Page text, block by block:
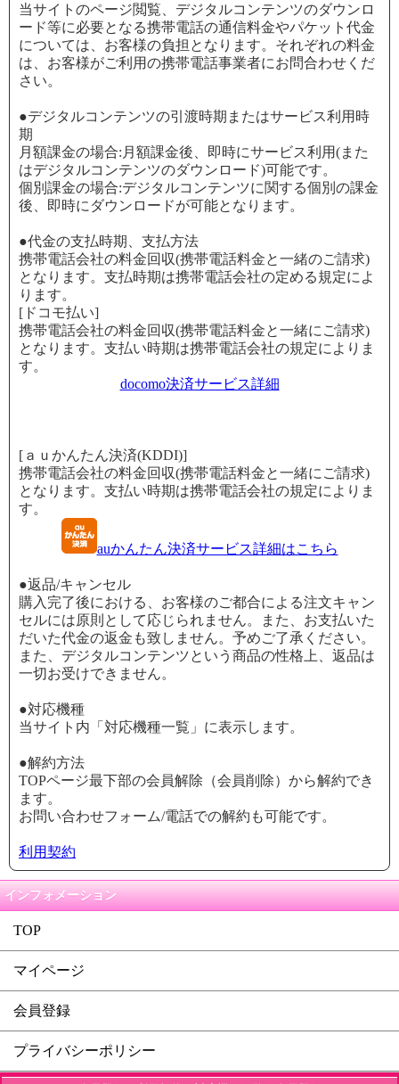
当サイトのページ閲覧、デジタルコンテンツのダウンロ
ード等に必要となる携帯電話の通信料金やパケット代金
については、お客様の負担となります。それぞれの料金
は、お客様がご利用の携帯電話事業者にお問合わせくだ
さい。
●デジタルコンテンツの引渡時期またはサービス利用時
期
月額課金の場合:月額課金後、即時にサービス利用(また
はデジタルコンテンツのダウンロード)可能です。
個別課金の場合:デジタルコンテンツに関する個別の課金
後、即時にダウンロードが可能となります。
●代金の支払時期、支払方法
携帯電話会社の料金回収(携帯電話料金と一緒のご請求)
となります。支払時期は携帯電話会社の定める規定によ
ります。
[ドコモ払い]
携帯電話会社の料金回収(携帯電話料金と一緒にご請求)
となります。支払い時期は携帯電話会社の規定によりま
す。
docomo決済サービス詳細
[ａｕかんたん決済(KDDI)]
携帯電話会社の料金回収(携帯電話料金と一緒にご請求)
となります。支払い時期は携帯電話会社の規定によりま
す。
auかんたん決済サービス詳細はこちら
●返品/キャンセル
購入完了後における、お客様のご都合による注文キャン
セルには原則として応じられません。また、お支払いた
だいた代金の返金も致しません。予めご了承ください。
また、デジタルコンテンツという商品の性格上、返品は
一切お受けできません。
●対応機種
当サイト内「対応機種一覧」に表示します。
●解約方法
TOPページ最下部の会員解除（会員削除）から解約でき
ます。
お問い合わせフォーム/電話での解約も可能です。
利用契約
インフォメーション
TOP
マイページ
会員登録
プライバシーポリシー